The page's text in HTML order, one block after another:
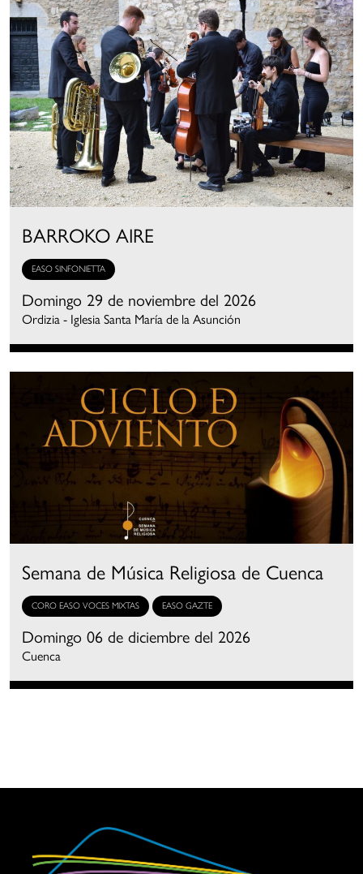
BARROKO AIRE
EASO SINFONIETTA
Domingo 29 de noviembre del 2026
Ordizia - Iglesia Santa María de la Asunción
Semana de Música Religiosa de Cuenca
CORO EASO VOCES MIXTAS EASO GAZTE
Domingo 06 de diciembre del 2026
Cuenca